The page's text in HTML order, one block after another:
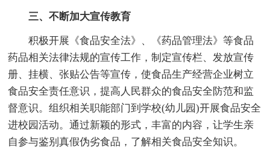
三、不断加大宣传教育
积极开展《食品安全法》、《药品管理法》等食品
药品相关法律法规的宣传工作，制定宣传栏、发放宣传
册、挂横、张贴公告等宣传，使食品生产经营企业树立
食品安全责任意识，提高人民群众的食品安全防范和监
督意识。组织相关职能部门到学校(幼儿园)开展食品安全
进校园活动。通过新颖的形式，丰富的内容，让学生亲
自参与鉴别真假伪劣食品，了解相关食品安全知识。